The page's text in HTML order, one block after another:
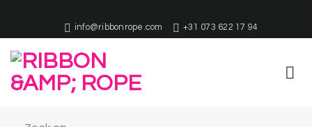
info@ribbonrope.com +31 073 622 17 94